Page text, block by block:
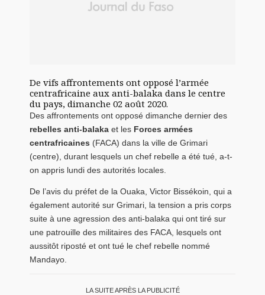
De vifs affrontements ont opposé l’armée
centrafricaine aux anti-balaka dans le centre
du pays, dimanche 02 août 2020.
Des affrontements ont opposé dimanche dernier des
rebelles anti-balaka et les Forces armées
centrafricaines (FACA) dans la ville de Grimari
(centre), durant lesquels un chef rebelle a été tué, a-t-
on appris lundi des autorités locales.
De l’avis du préfet de la Ouaka, Victor Bissékoin, qui a
également autorité sur Grimari, la tension a pris corps
suite à une agression des anti-balaka qui ont tiré sur
une patrouille des militaires des FACA, lesquels ont
aussitôt riposté et ont tué le chef rebelle nommé
Mandayo.
LA SUITE APRÈS LA PUBLICITÉ